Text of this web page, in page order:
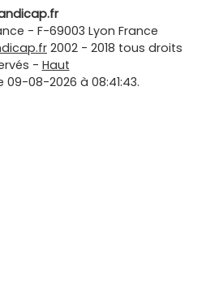
- F-69003 Lyon France
2002 - 2018 tous droits
- Haut
09-08-2026 à 08:41:43.